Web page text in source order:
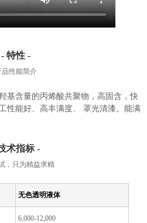
- 特性 -
品性能简介
基含量的丙烯酸共聚物，高固含，快
性能好、高丰满度、 罩光清漆。能满
术指标 -
，只为精益求精
无色透明液体
6,000-12,000